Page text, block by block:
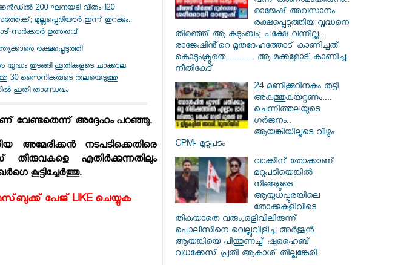
200 ഘനയടി വീതം 120
മുല്ലപ്പെരിയാർ ഇന്ന് തുറക്കും..
സർക്കാർ ഉത്തരവ്
രക്ഷപ്പെടുത്തി
തുടങ്ങി ഹൂതികളുടെ ചാക്കാല
30 സൈനികരുടെ തലയെടുത്തു
ഹൂതി താണ്ഡവം
വേണ്ടതെന്ന് അദ്ദേഹം പറഞ്ഞു.
അമേരിക്കന്‍ നടപടിക്കെതിരെ
തീരുവകളെ എതിര്‍ക്കുന്നതിലും
കൂട്ടിച്ചേര്‍ത്തു.
പേജ് LIKE ചെയ്യുക
രാജേഷ് അവസാനം
രക്ഷപ്പെടുത്തിയ വൃദ്ധനെ
തിരഞ്ഞ് ആ കുടുംബം; പക്ഷേ വന്നില്ല..
രാജേഷിൻ്റെ മൃതദേഹത്തോട് കാണിച്ചത്
കൊടുംക്രൂരത............ ആ മക്കളോട് കാണിച്ച
നീതികേട്
24 മണിക്കൂറിനകം തട്ടി
അകത്തുകയറ്റണം....
ചെന്നിത്തലയുടെ
ഗർജനം..
ആയങ്കിയിലൂടെ വീഴും
CPM- മൂടുപടം
വാക്കിന് തോക്കാണ്
മറുപടിയെങ്കിൽ
നിങ്ങളുടെ
ആയുധപ്പുരയിലെ
തോക്കുകളിവിടെ
തികയാതെ വരും;ഒളിവിലിരുന്ന്
പൊലീസിനെ വെല്ലുവിളിച്ച അർജുൻ
ആയങ്കിയെ പിന്തുണച്ച് ഷുഹൈബ്
വധക്കേസ് പ്രതി ആകാശ് തില്ലങ്കേരി.